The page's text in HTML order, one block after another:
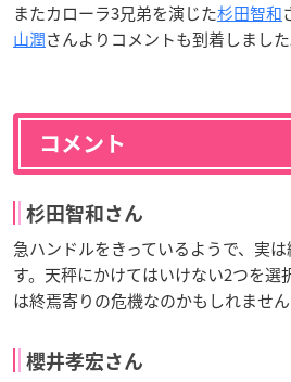
またカローラ3兄弟を演じた杉田智和
山潤さんよりコメントも到着しました
コメント
杉田智和さん
急ハンドルをきっているようで、実
す。天秤にかけてはいけない2つを選
は終焉寄りの危機なのかもしれませ
櫻井孝宏さん